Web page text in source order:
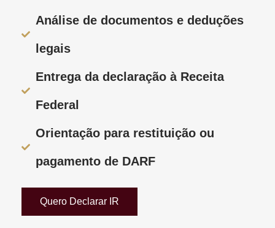
Análise de documentos e deduções
legais
Entrega da declaração à Receita
Federal
Orientação para restituição ou
pagamento de DARF
Quero Declarar IR